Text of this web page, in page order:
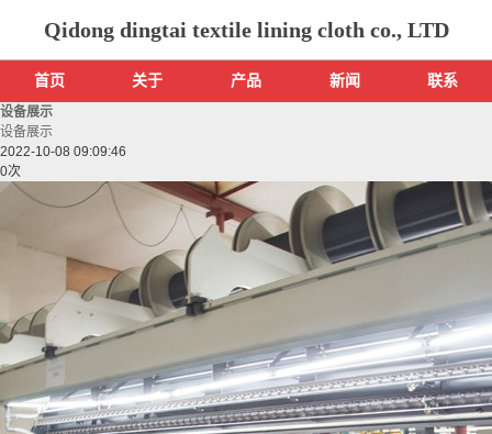
Qidong dingtai textile lining cloth co., LTD
首页 关于 产品 新闻 联系
设备展示
设备展示
2022-10-08 09:09:46
0次